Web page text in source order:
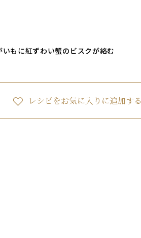
もに紅ずわい蟹のビスクが絡む
レシピをお気に入りに追加する